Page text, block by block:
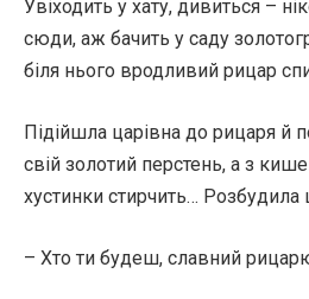
Увіходить у хату, дивиться –
сюди, аж бачить у саду
біля нього вродливий рицар
Підійшла царівна до рицаря й
свій золотий перстень, а з
хустинки стирчить… Розбудила
– Хто ти будеш, славний